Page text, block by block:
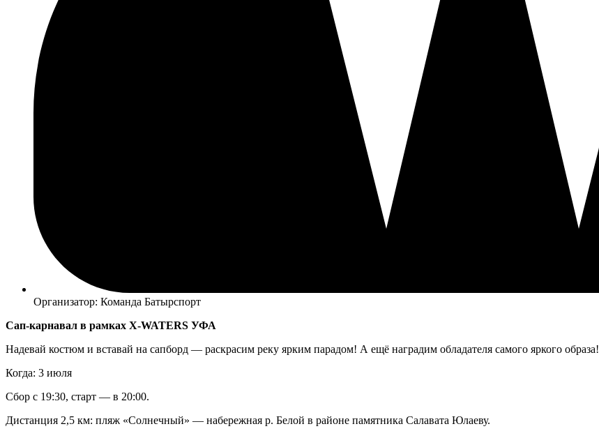
Организатор: Команда Батырспорт
Сап-карнавал в рамках X-WATERS УФА
Надевай костюм и вставай на сапборд — раскрасим реку ярким парадом! А ещё наградим обладателя самого яркого образа!
Когда: 3 июля
Сбор с 19:30, старт — в 20:00.
Дистанция 2,5 км: пляж «Солнечный» — набережная р. Белой в районе памятника Салавата Юлаеву.